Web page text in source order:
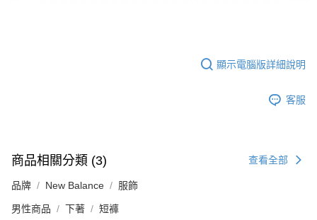
顯示電腦版詳細說明
客服
商品相關分類 (3) 查看全部
品牌 New Balance 服飾
男性商品 下著 短褲